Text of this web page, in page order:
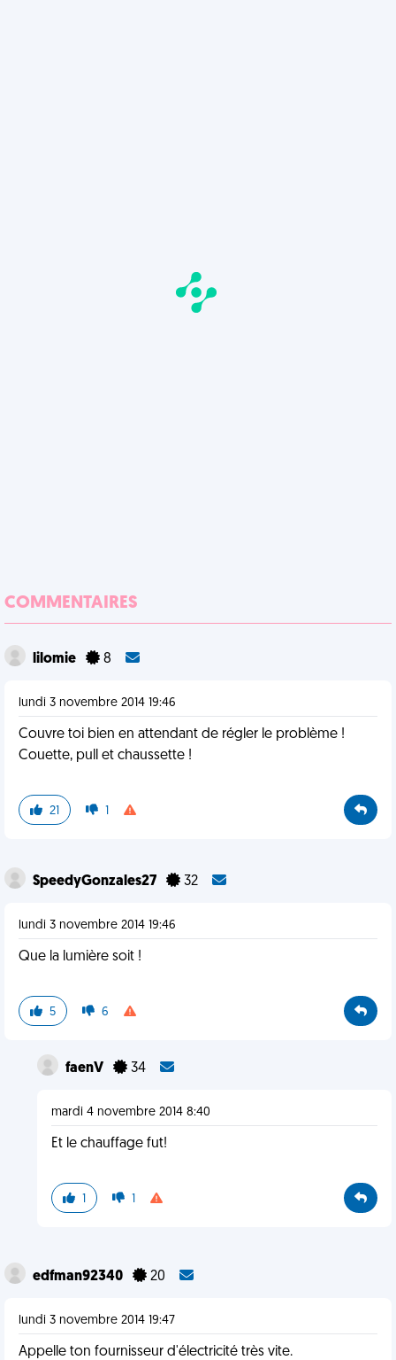
COMMENTAIRES
lilomie 8
lundi 3 novembre 2014 19:46
Couvre toi bien en attendant de régler le problème !
Couette, pull et chaussette !
21 1
SpeedyGonzales27 32
lundi 3 novembre 2014 19:46
Que la lumière soit !
5 6
faenV 34
mardi 4 novembre 2014 8:40
Et le chauffage fut!
1 1
edfman92340 20
lundi 3 novembre 2014 19:47
Appelle ton fournisseur d'électricité très vite.